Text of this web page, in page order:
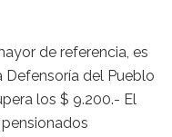
de referencia, es
del Pueblo
los $ 9.200.- El